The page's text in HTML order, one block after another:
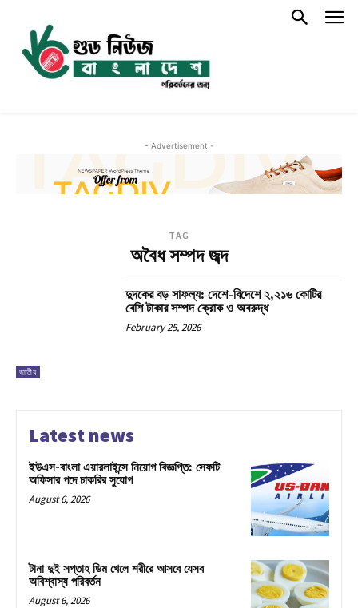
- Advertisement -
TAG
অবৈধ সম্পদ জব্দ
জাতীয়
দুদকের বড় সাফল্য: দেশে-বিদেশে ২,২১৬ কোটির
বেশি টাকার সম্পদ ক্রোক ও অবরুদ্ধ
February 25, 2026
Latest news
ইউএস-বাংলা এয়ারলাইন্সে নিয়োগ বিজ্ঞপ্তি: সেফটি
অফিসার পদে চাকরির সুযোগ
August 6, 2026
টানা দুই সপ্তাহ ডিম খেলে শরীরে আসবে যেসব
অবিশ্বাস্য পরিবর্তন
August 6, 2026